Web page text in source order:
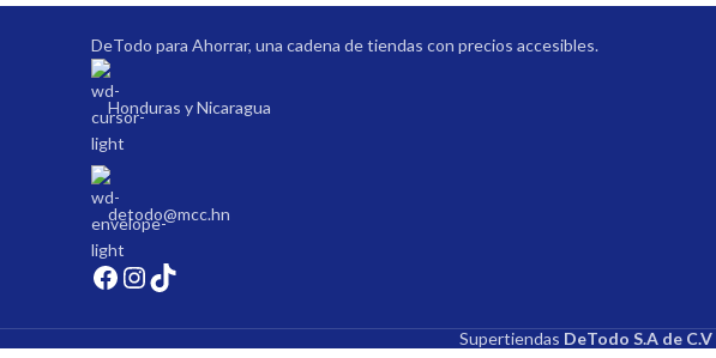
DeTodo para Ahorrar, una cadena de tiendas con precios accesibles.
Honduras y Nicaragua
detodo@mcc.hn
Supertiendas DeTodo S.A de C.V